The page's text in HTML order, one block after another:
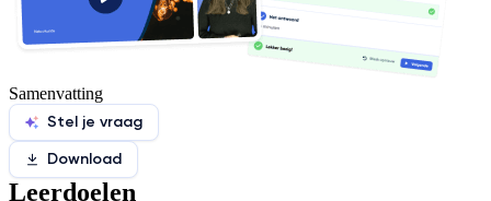
Samenvatting
Stel je vraag
Download
Leerdoelen